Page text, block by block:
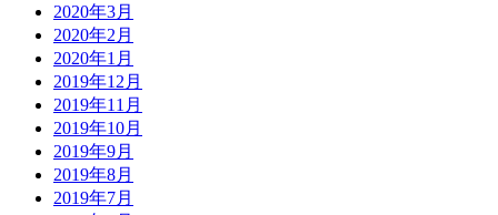
2020年3月
2020年2月
2020年1月
2019年12月
2019年11月
2019年10月
2019年9月
2019年8月
2019年7月